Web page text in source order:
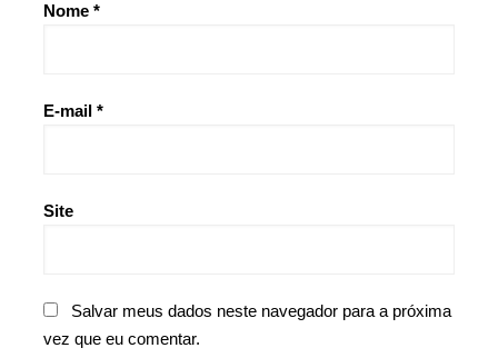
Nome *
E-mail *
Site
Salvar meus dados neste navegador para a próxima
vez que eu comentar.